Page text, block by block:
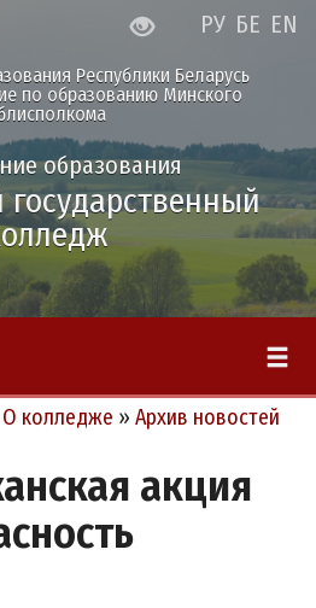
РУ БЕ EN
Республики Беларусь
по образованию Минского
образования
О колледже » Архив новостей
акция